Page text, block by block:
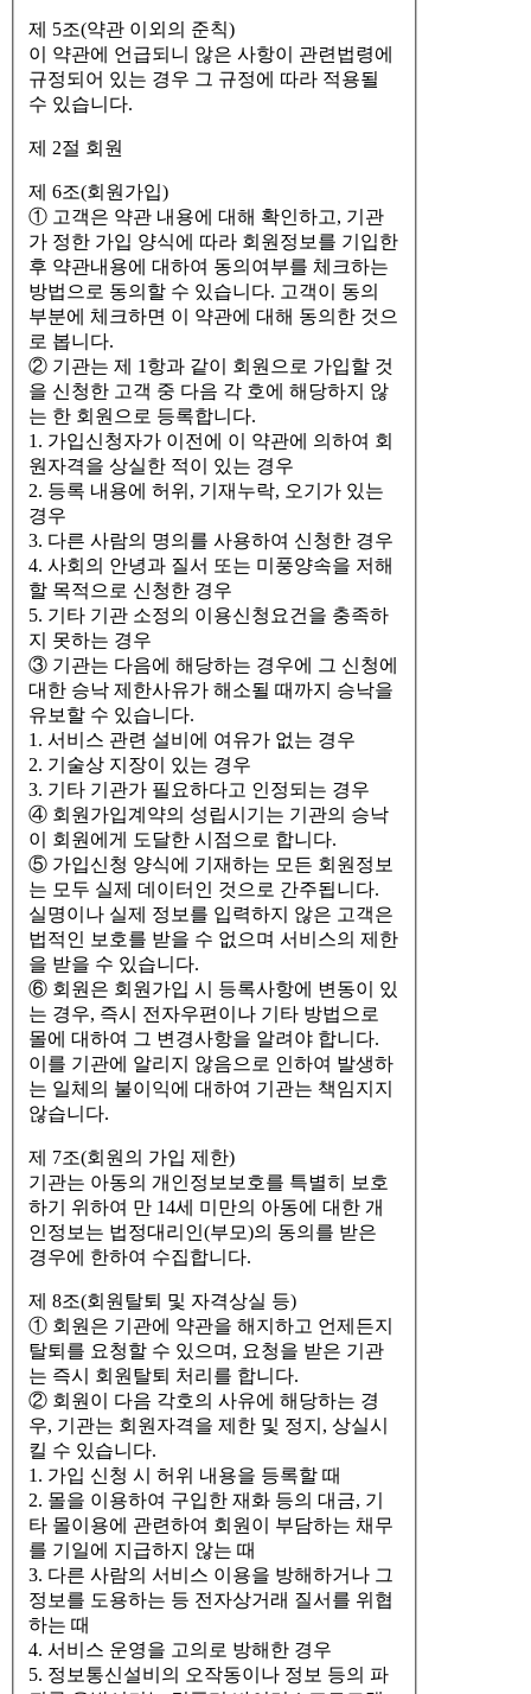
제 5조(약관 이외의 준칙)
이 약관에 언급되니 않은 사항이 관련법령에
규정되어 있는 경우 그 규정에 따라 적용될
수 있습니다.
제 2절 회원
제 6조(회원가입)
① 고객은 약관 내용에 대해 확인하고, 기관
가 정한 가입 양식에 따라 회원정보를 기입한
후 약관내용에 대하여 동의여부를 체크하는
방법으로 동의할 수 있습니다. 고객이 동의
부분에 체크하면 이 약관에 대해 동의한 것으
로 봅니다.
② 기관는 제 1항과 같이 회원으로 가입할 것
을 신청한 고객 중 다음 각 호에 해당하지 않
는 한 회원으로 등록합니다.
1. 가입신청자가 이전에 이 약관에 의하여 회
원자격을 상실한 적이 있는 경우
2. 등록 내용에 허위, 기재누락, 오기가 있는
경우
3. 다른 사람의 명의를 사용하여 신청한 경우
4. 사회의 안녕과 질서 또는 미풍양속을 저해
할 목적으로 신청한 경우
5. 기타 기관 소정의 이용신청요건을 충족하
지 못하는 경우
③ 기관는 다음에 해당하는 경우에 그 신청에
대한 승낙 제한사유가 해소될 때까지 승낙을
유보할 수 있습니다.
1. 서비스 관련 설비에 여유가 없는 경우
2. 기술상 지장이 있는 경우
3. 기타 기관가 필요하다고 인정되는 경우
④ 회원가입계약의 성립시기는 기관의 승낙
이 회원에게 도달한 시점으로 합니다.
⑤ 가입신청 양식에 기재하는 모든 회원정보
는 모두 실제 데이터인 것으로 간주됩니다.
실명이나 실제 정보를 입력하지 않은 고객은
법적인 보호를 받을 수 없으며 서비스의 제한
을 받을 수 있습니다.
⑥ 회원은 회원가입 시 등록사항에 변동이 있
는 경우, 즉시 전자우편이나 기타 방법으로
몰에 대하여 그 변경사항을 알려야 합니다.
이를 기관에 알리지 않음으로 인하여 발생하
는 일체의 불이익에 대하여 기관는 책임지지
않습니다.
제 7조(회원의 가입 제한)
기관는 아동의 개인정보보호를 특별히 보호
하기 위하여 만 14세 미만의 아동에 대한 개
인정보는 법정대리인(부모)의 동의를 받은
경우에 한하여 수집합니다.
제 8조(회원탈퇴 및 자격상실 등)
① 회원은 기관에 약관을 해지하고 언제든지
탈퇴를 요청할 수 있으며, 요청을 받은 기관
는 즉시 회원탈퇴 처리를 합니다.
② 회원이 다음 각호의 사유에 해당하는 경
우, 기관는 회원자격을 제한 및 정지, 상실시
킬 수 있습니다.
1. 가입 신청 시 허위 내용을 등록할 때
2. 몰을 이용하여 구입한 재화 등의 대금, 기
타 몰이용에 관련하여 회원이 부담하는 채무
를 기일에 지급하지 않는 때
3. 다른 사람의 서비스 이용을 방해하거나 그
정보를 도용하는 등 전자상거래 질서를 위협
하는 때
4. 서비스 운영을 고의로 방해한 경우
5. 정보통신설비의 오작동이나 정보 등의 파